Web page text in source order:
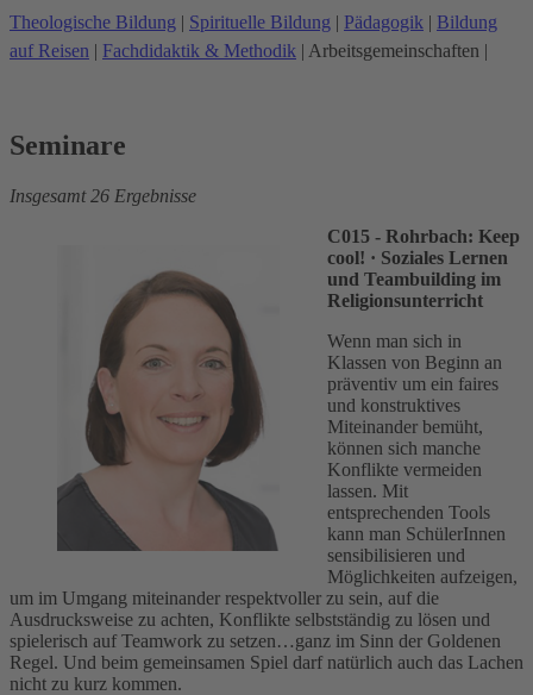
Theologische Bildung | Spirituelle Bildung | Pädagogik | Bildung
auf Reisen | Fachdidaktik & Methodik | Arbeitsgemeinschaften |
Seminare
Insgesamt 26 Ergebnisse
C015 - Rohrbach: Keep
cool! · Soziales Lernen
und Teambuilding im
Religionsunterricht
Wenn man sich in
Klassen von Beginn an
präventiv um ein faires
und konstruktives
Miteinander bemüht,
können sich manche
Konflikte vermeiden
lassen. Mit
entsprechenden Tools
kann man SchülerInnen
sensibilisieren und
Möglichkeiten aufzeigen,
um im Umgang miteinander respektvoller zu sein, auf die
Ausdrucksweise zu achten, Konflikte selbstständig zu lösen und
spielerisch auf Teamwork zu setzen…ganz im Sinn der Goldenen
Regel. Und beim gemeinsamen Spiel darf natürlich auch das Lachen
nicht zu kurz kommen.